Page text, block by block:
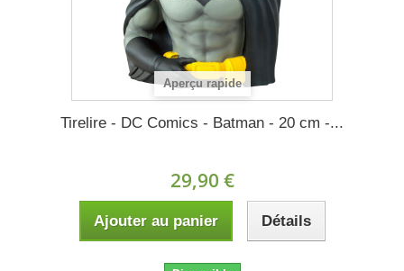
Aperçu rapide
Tirelire - DC Comics - Batman - 20 cm -...
29,90 €
Ajouter au panier Détails